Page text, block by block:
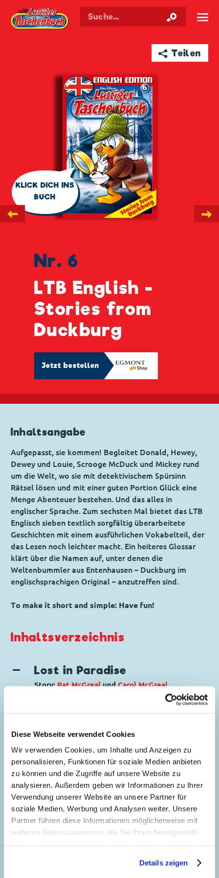
Diese Webseite verwendet Cookies
Wir verwenden Cookies, um Inhalte und Anzeigen zu
personalisieren, Funktionen für soziale Medien anbieten
zu können und die Zugriffe auf unsere Website zu
analysieren. Außerdem geben wir Informationen zu Ihrer
Verwendung unserer Website an unsere Partner für
soziale Medien, Werbung und Analysen weiter. Unsere
Partner führen diese Informationen möglicherweise mit
weiteren Daten zusammen, die Sie ihnen bereitgestellt
geben, können Sie diese jederzeit in der
Details zeigen
Walt Disneys Taschenbuch ☰
➦ Teilen
←🗨
KLICK DICH INS
BUCH
Nr. 6
LTB English -
Stories from
Duckburg
Jetzt bestellen
→
Inhaltsangabe
Aufgepasst, sie kommen! Begleitet Donald, Hewey,
Dewey und Louie, Scrooge McDuck und Mickey rund
um die Welt, wo sie mit detektivischem Spürsinn
Rätsel lösen und mit einer guten Portion Glück eine
Menge Abenteuer bestehen. Und das alles in
englischer Sprache. Zum sechsten Mal bietet das LTB
Englisch sieben textlich sorgfältig überarbeitete
Geschichten mit einem ausführlichen Vokabelteil, der
das Lesen noch leichter macht. Ein heiteres Glossar
klärt über die Namen auf, unter denen die
Weltenbummler aus Entenhausen – Duckburg im
englischsprachigen Original – anzutreffen sind.
To make it short and simple: Have fun!
Inhaltsverzeichnis
Lost in Paradise
Story:Pat McGrealundCarol McGreal,
Panzerknacker,Donald Duck,
Maus,Minnie Maus,Pluto,Tick, Trick und
Track
Code: D 2005-345
Originaltitel: Donald Duck Lost In Paradise
Ursprung: Dänemark
Seitenanzahl: 36